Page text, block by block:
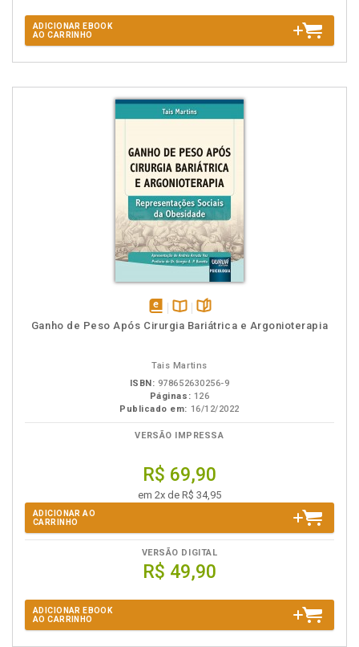
ADICIONAR EBOOK
AO CARRINHO
disponívelDisponível
páginas
Ganho de Peso Após Cirurgia Bariátrica e Argonioterapia
Tais Martins
ISBN: 978652630256-9
Páginas: 126
Publicado em: 16/12/2022
VERSÃO IMPRESSA
R$ 69,90
em 2x de R$ 34,95
ADICIONAR AO
CARRINHO
VERSÃO DIGITAL
R$ 49,90
ADICIONAR EBOOK
AO CARRINHO